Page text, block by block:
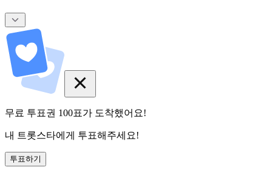
무료 투표권 100표가 도착했어요!
내 트롯스타에게 투표해주세요!
투표하기